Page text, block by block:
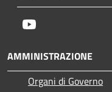
AMMINISTRAZIONE
Organi di Governo